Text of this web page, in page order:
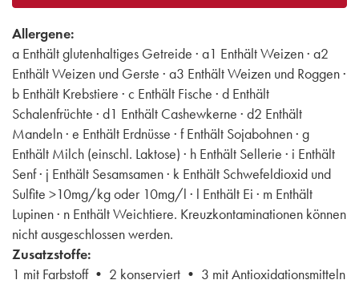
Allergene:
a Enthält glutenhaltiges Getreide · a1 Enthält Weizen · a2
Enthält Weizen und Gerste · a3 Enthält Weizen und Roggen ·
b Enthält Krebstiere · c Enthält Fische · d Enthält
Schalenfrüchte · d1 Enthält Cashewkerne · d2 Enthält
Mandeln · e Enthält Erdnüsse · f Enthält Sojabohnen · g
Enthält Milch (einschl. Laktose) · h Enthält Sellerie · i Enthält
Senf · j Enthält Sesamsamen · k Enthält Schwefeldioxid und
Sulfite >10mg/kg oder 10mg/l · l Enthält Ei · m Enthält
Lupinen · n Enthält Weichtiere. Kreuzkontaminationen können
nicht ausgeschlossen werden.
Zusatzstoffe:
1 mit Farbstoff • 2 konserviert • 3 mit Antioxidationsmitteln